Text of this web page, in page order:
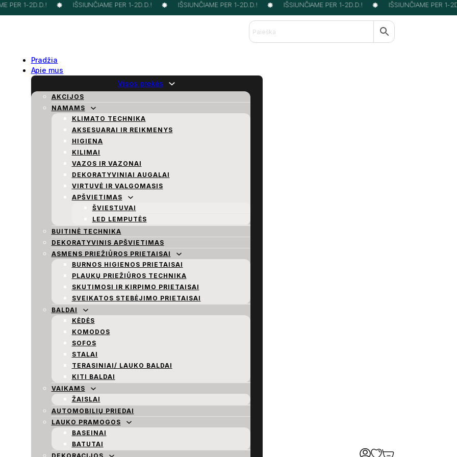
PER 1-2D.D.! IŠSIUNČIAME PER 1-2D.D.! IŠSIUNČIAME PER 1-2D.D.! IŠSIUNČIAME PER 1-2D.D.! IŠSIUNČIAME PER 1-
Pradžia
Apie mus
Visos prekės
AKCIJOS
NAMAMS
KLIMATO TECHNIKA
AKSESUARAI IR REIKMENYS
HIGIENA
KILIMAI
VAZOS IR VAZONAI
DEKORATYVINIAI AUGALAI
VIRTUVĖ IR VALGOMASIS
APŠVIETIMAS
ŠVIESTUVAI
LED LEMPUTĖS
BUITINĖ TECHNIKA
DEKORATYVINIS APŠVIETIMAS
ASMENS PRIEŽIŪROS PRIETAISAI
BURNOS HIGIENOS PRIETAISAI
PLAUKŲ PRIEŽIŪROS TECHNIKA
SKUTIMOSI IR KIRPIMO PRIETAISAI
SVEIKATOS STEBĖJIMO PRIETAISAI
BALDAI
KĖDĖS
KOMODOS
SOFOS
STALAI
TERASINIAI/ LAUKO BALDAI
KITI BALDAI
VAIKAMS
ŽAISLAI
AUTOMOBILIŲ PRIEDAI
LAUKO PRAMOGOS
BASEINAI
BATUTAI